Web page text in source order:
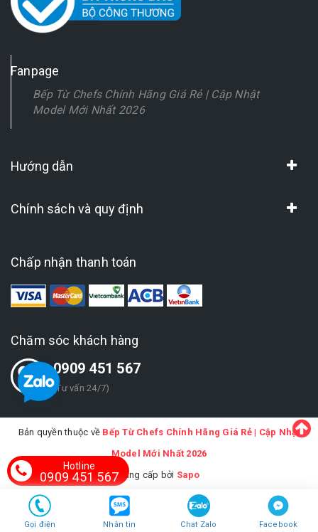
Fanpage
Bếp Từ Chefs Chính Hãng Giá Rẻ | Cập Nhật
Model Mới Nhất 2026
Hướng dẫn
Chính sách và quy định
Chấp nhận thanh toán
Chăm sóc khách hàng
0909 451 567
(Tư vấn 24/7)
Bản quyền thuộc về Bếp Từ Chefs Chính Hãng Giá Rẻ | Cập Nhật
Model Mới Nhất 2026
Cung cấp bởi Sapo
Gọi điện Nhắn tin Chat Zalo Facebook
Hotline
0909 451 567